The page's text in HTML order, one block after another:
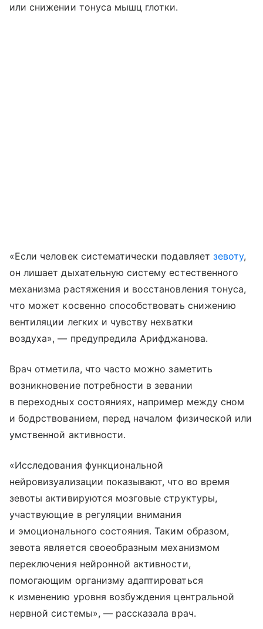
или снижении тонуса мышц глотки.
«Если человек систематически подавляет зевоту,
он лишает дыхательную систему естественного
механизма растяжения и восстановления тонуса,
что может косвенно способствовать снижению
вентиляции легких и чувству нехватки
воздуха», — предупредила Арифджанова.
Врач отметила, что часто можно заметить
возникновение потребности в зевании
в переходных состояниях, например между сном
и бодрствованием, перед началом физической или
умственной активности.
«Исследования функциональной
нейровизуализации показывают, что во время
зевоты активируются мозговые структуры,
участвующие в регуляции внимания
и эмоционального состояния. Таким образом,
зевота является своеобразным механизмом
переключения нейронной активности,
помогающим организму адаптироваться
к изменению уровня возбуждения центральной
нервной системы», — рассказала врач.